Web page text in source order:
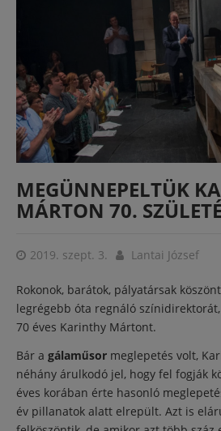
MEGÜNNEPELTÜK
MÁRTON 70.
2019. szept. 3. Lantai József
Rokonok, barátok, pályatársak
legrégebb óta regnáló
70 éves Karinthy Mártont.
Bár a gálaműsor meglepetés volt,
néhány árulkodó jel, hogy fel fogják
éves korában érte hasonló
év pillanatok alatt elrepült. Azt is